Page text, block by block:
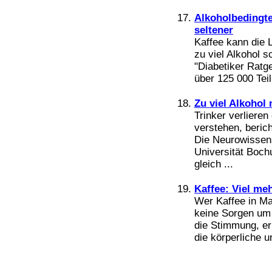
seltener
Kaffee kann die
zu viel Alkohol
"Diabetiker
über 125 000
Zu viel Alkohol
Trinker
verstehen,
Die
Universität
gleich ...
Kaffee: Viel
Wer Kaffee in
keine Sorgen
die Stimmung,
die körperliche